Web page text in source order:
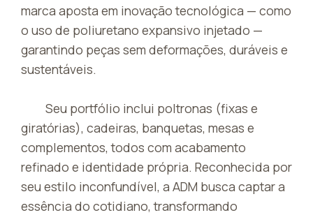
marca aposta em inovação tecnológica — como
o uso de poliuretano expansivo injetado —
garantindo peças sem deformações, duráveis e
sustentáveis.
Seu portfólio inclui poltronas (fixas e
giratórias), cadeiras, banquetas, mesas e
complementos, todos com acabamento
refinado e identidade própria. Reconhecida por
seu estilo inconfundível, a ADM busca captar a
essência do cotidiano, transformando